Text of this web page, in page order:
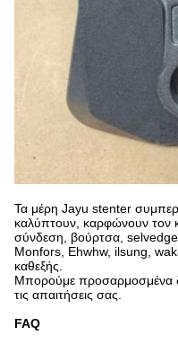
Τα μέρη Jayu stenter
καλύπτουν, καρφώνουν τον
σύνδεση, βούρτσα,
Monfors, Ehwhw, ilsung,
καθεξής.
Μπορούμε προσαρμοσμένα
τις απαιτήσεις σας.
FAQ